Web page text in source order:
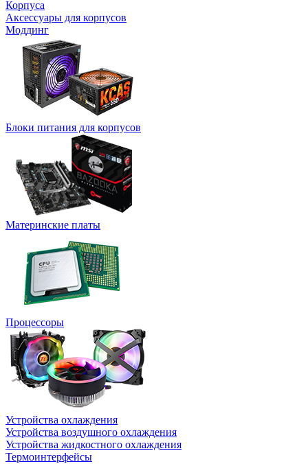
Корпуса
Аксессуары для корпусов
Моддинг
Блоки питания для корпусов
Материнские платы
Процессоры
Устройства охлаждения
Устройства воздушного охлаждения
Устройства жидкостного охлаждения
Термоинтерфейсы